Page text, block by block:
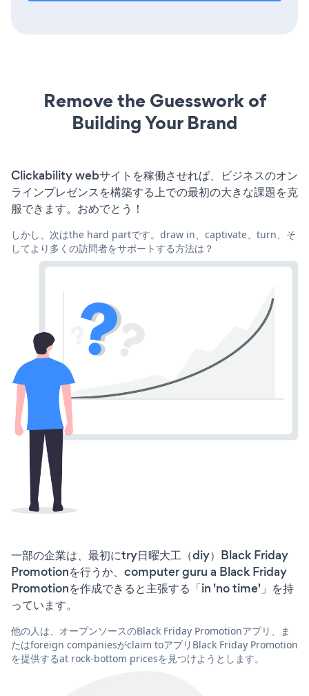
Remove the Guesswork of
Building Your Brand
Clickability webサイトを稼働させれば、ビジネスのオン
ラインプレゼンスを構築する上での最初の大きな課題を克
服できます。おめでとう！
しかし、次はthe hard partです。draw in、captivate、turn、そ
してより多くの訪問者をサポートする方法は？
一部の企業は、最初にtry日曜大工（diy）Black Friday
Promotionを行うか、computer guru a Black Friday
Promotionを作成できると主張する「in 'no time'」を持
っています。
他の人は、オープンソースのBlack Friday Promotionアプリ、ま
たはforeign companiesがclaim toアプリBlack Friday Promotion
を提供するat rock-bottom pricesを見つけようとします。